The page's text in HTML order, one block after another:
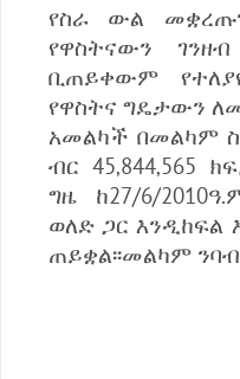
የስራ ውል
የዋስትናውን
ቢጠይቀውም
የዋስትና ግዴታውን
አመልካች በመልካም
ብር 45‚844‚565
ግዜ ከ27/6/
ወለድ ጋር እንዲከፍል
ጠይቋል፡፡መልካም